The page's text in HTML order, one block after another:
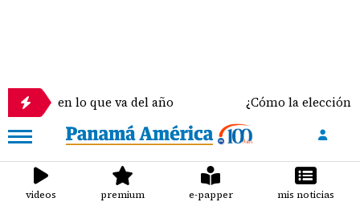
que va del año ¿Cómo la elección del sostén
videos premium e-papper mis noticias